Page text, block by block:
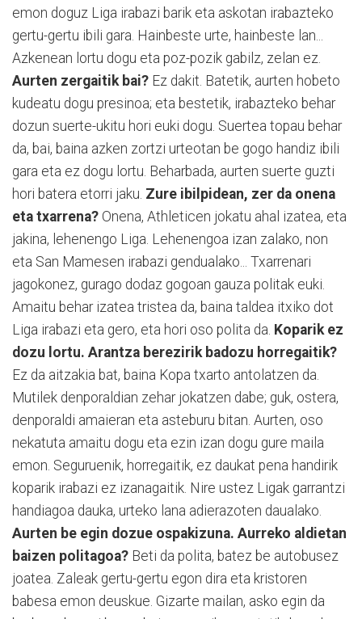
emon doguz Liga irabazi barik eta askotan irabazteko
gertu-gertu ibili gara. Hainbeste urte, hainbeste lan...
Azkenean lortu dogu eta poz-pozik gabilz, zelan ez.
Aurten zergaitik bai? Ez dakit. Batetik, aurten hobeto
kudeatu dogu presinoa; eta bestetik, irabazteko behar
dozun suerte-ukitu hori euki dogu. Suertea topau behar
da, bai, baina azken zortzi urteotan be gogo handiz ibili
gara eta ez dogu lortu. Beharbada, aurten suerte guzti
hori batera etorri jaku. Zure ibilpidean, zer da onena
eta txarrena? Onena, Athleticen jokatu ahal izatea, eta
jakina, lehenengo Liga. Lehenengoa izan zalako, non
eta San Mamesen irabazi gendualako... Txarrenari
jagokonez, gurago dodaz gogoan gauza politak euki.
Amaitu behar izatea tristea da, baina taldea itxiko dot
Liga irabazi eta gero, eta hori oso polita da. Koparik ez
dozu lortu. Arantza berezirik badozu horregaitik?
Ez da aitzakia bat, baina Kopa txarto antolatzen da.
Mutilek denporaldian zehar jokatzen dabe; guk, ostera,
denporaldi amaieran eta asteburu bitan. Aurten, oso
nekatuta amaitu dogu eta ezin izan dogu gure maila
emon. Seguruenik, horregaitik, ez daukat pena handirik
koparik irabazi ez izanagaitik. Nire ustez Ligak garrantzi
handiagoa dauka, urteko lana adierazoten daualako.
Aurten be egin dozue ospakizuna. Aurreko aldietan
baizen politagoa? Beti da polita, batez be autobusez
joatea. Zaleak gertu-gertu egon dira eta kristoren
babesa emon deuskue. Gizarte mailan, asko egin da